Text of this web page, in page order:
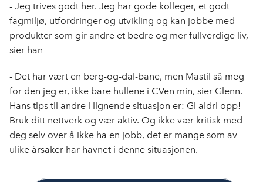
- Jeg trives godt her. Jeg har gode kolleger, et godt
fagmiljø, utfordringer og utvikling og kan jobbe med
produkter som gir andre et bedre og mer fullverdige liv,
sier han
- Det har vært en berg-og-dal-bane, men Mastil så meg
for den jeg er, ikke bare hullene i CVen min, sier Glenn.
Hans tips til andre i lignende situasjon er: Gi aldri opp!
Bruk ditt nettverk og vær aktiv. Og ikke vær kritisk med
deg selv over å ikke ha en jobb, det er mange som av
ulike årsaker har havnet i denne situasjonen.